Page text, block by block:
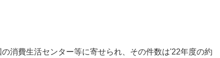
消費生活センター等に寄せられ、その件数は'22年度の約